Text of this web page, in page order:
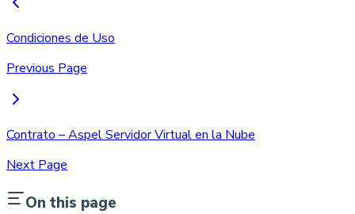
Condiciones de Uso
Previous Page
Contrato – Aspel Servidor Virtual en la Nube
Next Page
On this page